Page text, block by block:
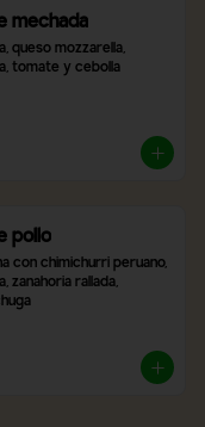
mechada
queso mozzarella,
tomate y cebolla
pollo
con chimichurri peruano,
zanahoria rallada,